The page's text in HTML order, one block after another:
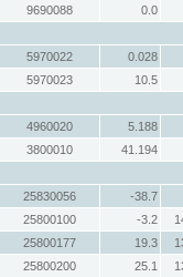
9690088
0.0
5970022
0.028
5970023
10.5
4960020
5.188
3800010
41.194
25830056
-38.7
25800100 -3.2
25800177 19.3
25800200 25.1